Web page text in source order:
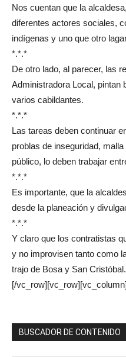
Nos cuentan que la
diferentes actores sociales,
indígenas y uno que otro
*.*.*
De otro lado, al parecer, las
Administradora Local, pintan
varios cabildantes.
*.*.*
Las tareas deben continuar
problas de inseguridad,
público, lo deben trabajar
*.*.*
Es importante, que la
desde la planeación y
*.*.*
Y claro que los contratistas
y no improvisen tanto como
trajo de Bosa y San Cristóbal.
[/
BUSCADOR DE CONTENIDO